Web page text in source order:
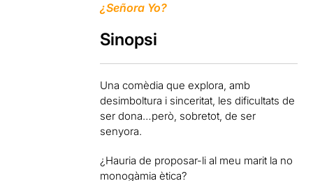
¿Señora Yo?
Sinopsi
Una comèdia que explora, amb
desimboltura i sinceritat, les dificultats de
ser dona…però, sobretot, de ser
senyora.
¿Hauria de proposar-li al meu marit la no
monogàmia ètica?